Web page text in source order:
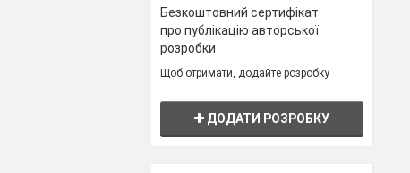
Безкоштовний сертифікат
про публікацію авторської
розробки
Щоб отримати, додайте розробку
ДОДАТИ РОЗРОБКУ